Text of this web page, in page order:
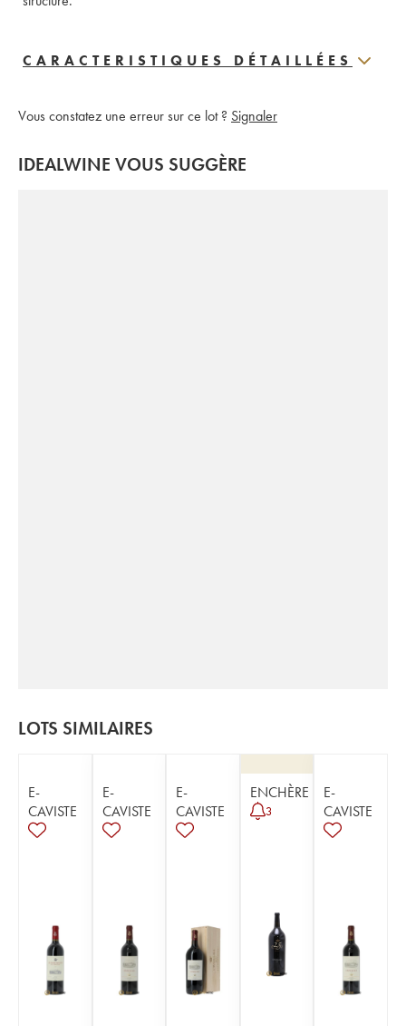
CARACTERISTIQUES DÉTAILLÉES
Vous constatez une erreur sur ce lot ? Signaler
IDEALWINE VOUS SUGGÈRE
LOTS SIMILAIRES
E-
CAVISTE
E-
CAVISTE
E-
CAVISTE
ENCHÈRE
3
E-
CAVISTE